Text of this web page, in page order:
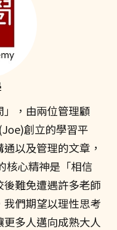
，由兩位管理顧
創立的學習平
以及管理的文章，
核心精神是「相信
難免遭遇許多老師
們期望以理性思考
多人邁向成熟大人